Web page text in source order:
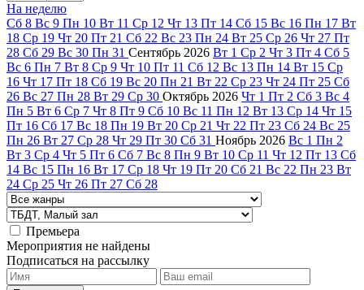
На неделю
Сб 8 Вс 9 Пн 10 Вт 11 Ср 12 Чт 13 Пт 14 Сб 15 Вс 16 Пн 17 Вт
18 Ср 19 Чт 20 Пт 21 Сб 22 Вс 23 Пн 24 Вт 25 Ср 26 Чт 27 Пт
28 Сб 29 Вс 30 Пн 31 Сентябрь 2026 Вт 1 Ср 2 Чт 3 Пт 4 Сб 5
Вс 6 Пн 7 Вт 8 Ср 9 Чт 10 Пт 11 Сб 12 Вс 13 Пн 14 Вт 15 Ср
16 Чт 17 Пт 18 Сб 19 Вс 20 Пн 21 Вт 22 Ср 23 Чт 24 Пт 25 Сб
26 Вс 27 Пн 28 Вт 29 Ср 30 Октябрь 2026 Чт 1 Пт 2 Сб 3 Вс 4
Пн 5 Вт 6 Ср 7 Чт 8 Пт 9 Сб 10 Вс 11 Пн 12 Вт 13 Ср 14 Чт 15
Пт 16 Сб 17 Вс 18 Пн 19 Вт 20 Ср 21 Чт 22 Пт 23 Сб 24 Вс 25
Пн 26 Вт 27 Ср 28 Чт 29 Пт 30 Сб 31 Ноябрь 2026 Вс 1 Пн 2
Вт 3 Ср 4 Чт 5 Пт 6 Сб 7 Вс 8 Пн 9 Вт 10 Ср 11 Чт 12 Пт 13 Сб
14 Вс 15 Пн 16 Вт 17 Ср 18 Чт 19 Пт 20 Сб 21 Вс 22 Пн 23 Вт
24 Ср 25 Чт 26 Пт 27 Сб 28
Премьера
Мероприятия не найдены
Подписаться на рассылку